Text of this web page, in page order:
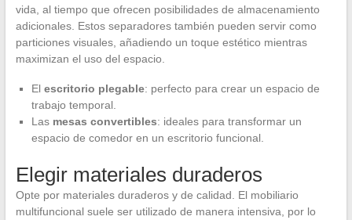
vida, al tiempo que ofrecen posibilidades de almacenamiento
adicionales. Estos separadores también pueden servir como
particiones visuales, añadiendo un toque estético mientras
maximizan el uso del espacio.
El escritorio plegable: perfecto para crear un espacio de
trabajo temporal.
Las mesas convertibles: ideales para transformar un
espacio de comedor en un escritorio funcional.
Elegir materiales duraderos
Opte por materiales duraderos y de calidad. El mobiliario
multifuncional suele ser utilizado de manera intensiva, por lo